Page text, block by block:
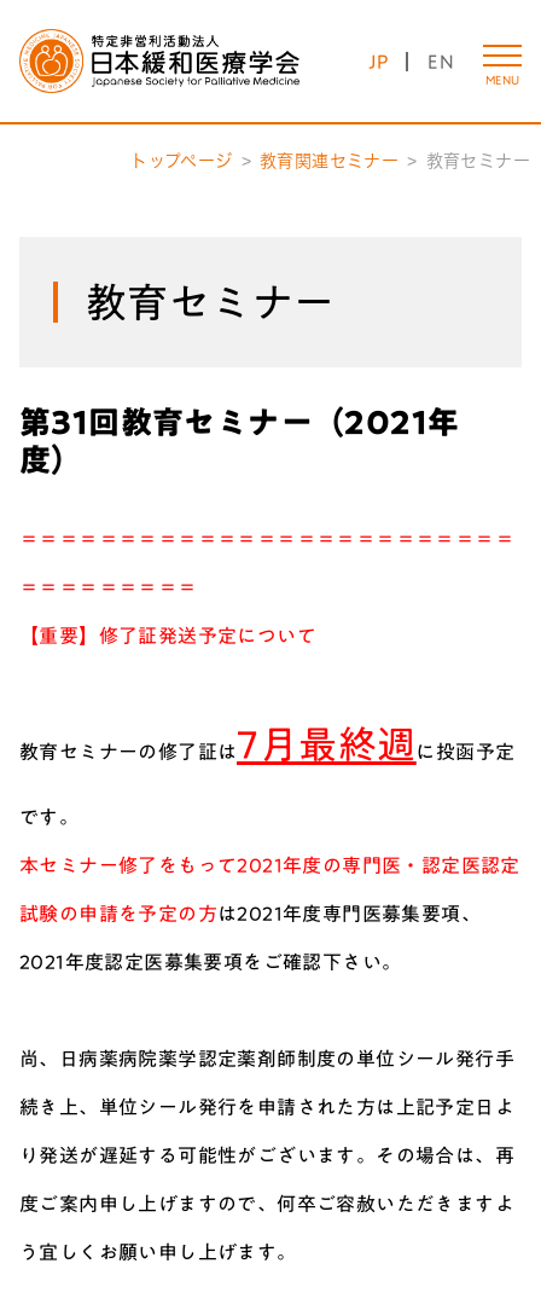
JP EN
MENU
トップページ 教育関連セミナー 教育セミナー
教育セミナー
第31回教育セミナー（2021年
度）
＝＝＝＝＝＝＝＝＝＝＝＝＝＝＝＝＝＝＝＝＝＝＝＝＝
＝＝＝＝＝＝＝＝＝
【重要】修了証発送予定について
教育セミナーの修了証は7月最終週 に投函予定
です。
本セミナー修了をもって2021年度の専門医・認定医認定
試験の申請を予定の方は2021年度専門医募集要項、
2021年度認定医募集要項をご確認下さい。
尚、日病薬病院薬学認定薬剤師制度の単位シール発行手
続き上、単位シール発行を申請された方は上記予定日よ
り発送が遅延する可能性がございます。その場合は、再
度ご案内申し上げますので、何卒ご容赦いただきますよ
う宜しくお願い申し上げます。